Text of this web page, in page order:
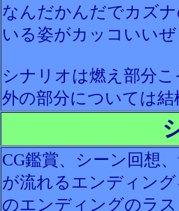
なんだかんだでカズ
いる姿がカッコいい
シナリオは燃え部分
外の部分については
CG鑑賞、シーン回想
が流れるエンディン
のエンディングのラ